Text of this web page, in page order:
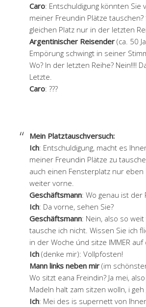
Caro: Entschuldigung könnten Sie
meiner Freundin Plätze tauschen?
gleichen Platz nur in der letzten
Argentinischer Reisender (ca. 50
Empörung schwingt in seiner
Wo? In der letzten Reihe? Nein!!!!
Letzte.
Caro: ???
Mein Platztauschversuch:
Ich: Entschuldigung, macht es
meiner Freundin Plätze zu
auch einen Fensterplatz nur eben
weiter vorne.
Geschäftsmann: Wo genau ist der
Ich: Da vorne, sehen Sie?
Geschäftsmann: Nein, also so
tausche ich nicht. Wissen Sie ich
in der Woche únd sitze IMMER auf
Ich (denke mir): Vollpfosten!
Mann links neben mir (im
Wo sitzt eana Freindin? Ja mei,
Madeln halt zam sitzen wolln, i
Ich: Mei des is supernett von